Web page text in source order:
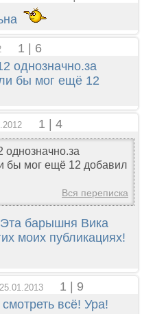
1 | 6
однозначно.за
бы мог ещё 12
1 | 4
однозначно.за
бы мог ещё 12 добавил
Вся переписка
барышня Вика
моих публикациях!
25.01.2013
1 | 9
всё! Ура!